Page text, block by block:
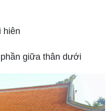
hiên
giữa thân dưới